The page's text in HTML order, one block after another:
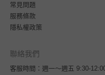
常見問題
服務條款
隱私權政策
聯絡我們
客服時間：週一～週五 9:30-